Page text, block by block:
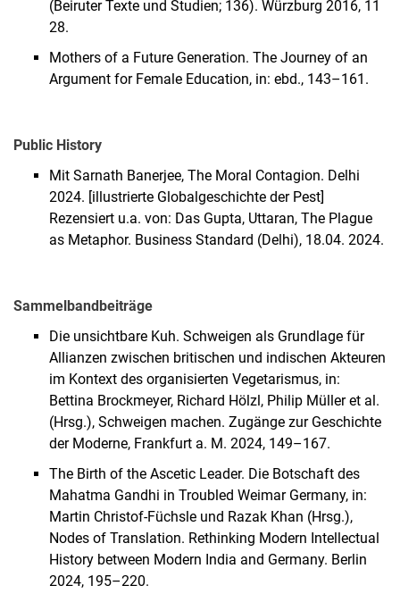
(Beiruter Texte und Studien; 136). Würzburg 2016, 11
28.
Mothers of a Future Generation. The Journey of an
Argument for Female Education, in: ebd., 143–161.
Public History
Mit Sarnath Banerjee, The Moral Contagion. Delhi
2024. [illustrierte Globalgeschichte der Pest]
Rezensiert u.a. von: Das Gupta, Uttaran, The Plague
as Metaphor. Business Standard (Delhi), 18.04. 2024.
Sammelbandbeiträge
Die unsichtbare Kuh. Schweigen als Grundlage für
Allianzen zwischen britischen und indischen Akteuren
im Kontext des organisierten Vegetarismus, in:
Bettina Brockmeyer, Richard Hölzl, Philip Müller et al.
(Hrsg.), Schweigen machen. Zugänge zur Geschichte
der Moderne, Frankfurt a. M. 2024, 149–167.
The Birth of the Ascetic Leader. Die Botschaft des
Mahatma Gandhi in Troubled Weimar Germany, in:
Martin Christof-Füchsle und Razak Khan (Hrsg.),
Nodes of Translation. Rethinking Modern Intellectual
History between Modern India and Germany. Berlin
2024, 195–220.